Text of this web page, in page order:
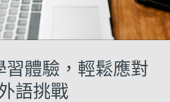
習體驗，輕鬆應對
語挑戰